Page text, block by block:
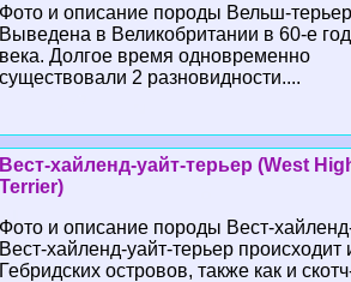
Фото и описание породы Вельш-
Выведена в Великобритании в 60-е
века. Долгое время одновременно
существовали 2 разновидности....
Вест-хайленд-уайт-терьер (West
Terrier)
Фото и описание породы Вест-
Вест-хайленд-уайт-терьер
Гебридских островов, также как и